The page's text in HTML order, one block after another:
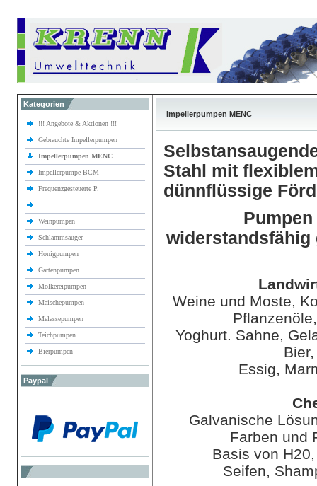
Kategorien
!!! Angebote & Aktionen !!!
Gebrauchte Impellerpumpen
Impellerpumpen MENC
Impellerpumpe BCM
Frequenzgesteuerte P.
Weinpumpen
Schlammsauger
Honigpumpen
Gartenpumpen
Molkereipumpen
Maischepumpen
Melassepumpen
Teichpumpen
Bierpumpen
Paypal
Impellerpumpen MENC
Stahl mit
dünnflüssige
widerstandsfähig
Weine und Moste,
Yoghurt. Sahne,
Essig,
Galvanische
Farben und
Basis von
Seifen,